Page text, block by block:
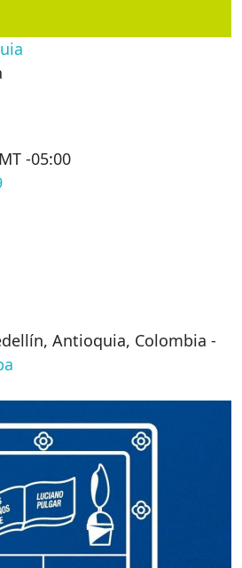
-05:00
Antioquia, Colombia -